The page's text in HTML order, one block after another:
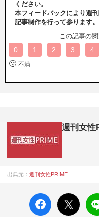
ください。
本フィードバックにより週
記事制作を行って参ります
この記事の
0 1 2 3 4
🙁 不満
週刊女性
成27年）1月に開設された
陣の執筆記事を配信する
面に掲載された記事から
出典元： 週刊女性PRIME
facebo
ok い
X ポス
ト